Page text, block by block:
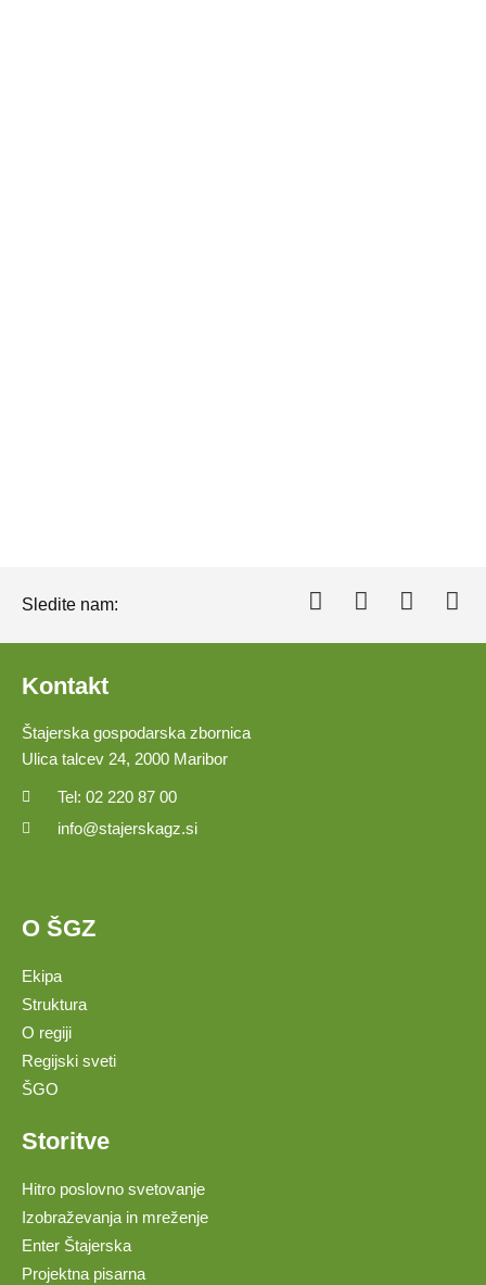
Sledite nam:
Kontakt
Štajerska gospodarska zbornica
Ulica talcev 24, 2000 Maribor
Tel: 02 220 87 00
info@stajerskagz.si
O ŠGZ
Ekipa
Struktura
O regiji
Regijski sveti
ŠGO
Storitve
Hitro poslovno svetovanje
Izobraževanja in mreženje
Enter Štajerska
Projektna pisarna